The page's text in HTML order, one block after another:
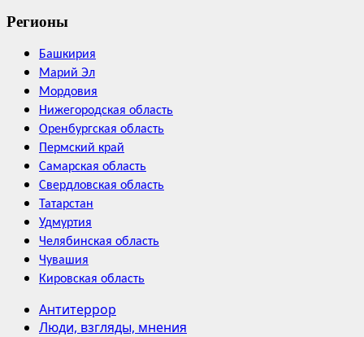
Регионы
Башкирия
Марий Эл
Мордовия
Нижегородская область
Оренбургская область
Пермский край
Самарская область
Свердловская область
Татарстан
Удмуртия
Челябинская область
Чувашия
Кировская область
Антитеррор
Люди, взгляды, мнения